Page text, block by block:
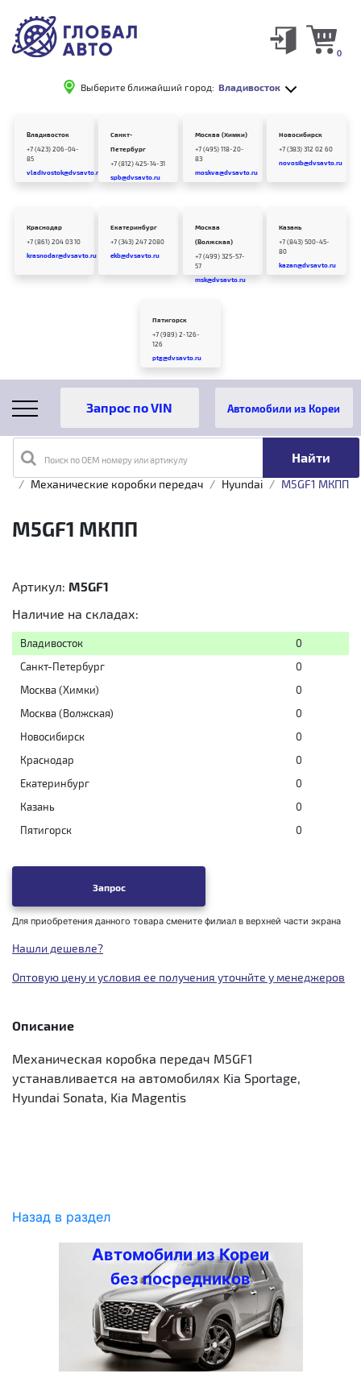
Выберите ближайший город: Владивосток
0
Владивосток
+7 (423) 206-04-
85
vladivostok@dvsavto.ru
Санкт-
Петербург
+7 (812) 425-14-31
spb@dvsavto.ru
Москва (Химки)
+7 (495) 118-20-
83
moskva@dvsavto.ru
Новосибирск
+7 (383) 312 02 60
novosib@dvsavto.ru
Краснодар
+7 (861) 204 03 10
krasnodar@dvsavto.ru
Екатеринбург
+7 (343) 247 2080
ekb@dvsavto.ru
Москва
(Волжская)
+7 (499) 325-57-
57
msk@dvsavto.ru
Казань
+7 (843) 500-45-
80
kazan@dvsavto.ru
Пятигорск
+7 (989) 2-126-
126
ptg@dvsavto.ru
Поиск по OEM номеру или артикулу
Автомобили из Кореи
Главная Каталог товаров
Трансмиссия
Механические коробки передач
Hyundai M5GF1 МКПП
M5GF1 МКПП
Артикул: M5GF1
Наличие на складах:
Владивосток
0
Санкт-Петербург
0
Москва (Химки)
0
Москва (Волжская)
0
Новосибирск
0
Краснодар
0
Екатеринбург
0
Казань
0
Пятигорск
0
Запрос
Для приобретения данного товара смените филиал в верхней части экрана
Нашли дешевле?
Оптовую цену и условия ее получения уточнйте у менеджеров
Описание
Механическая коробка передач M5GF1
устанавливается на автомобилях Kia Sportage,
Hyundai Sonata, Kia Magentis
Назад в раздел
Автомобили из Кореи
без посредников